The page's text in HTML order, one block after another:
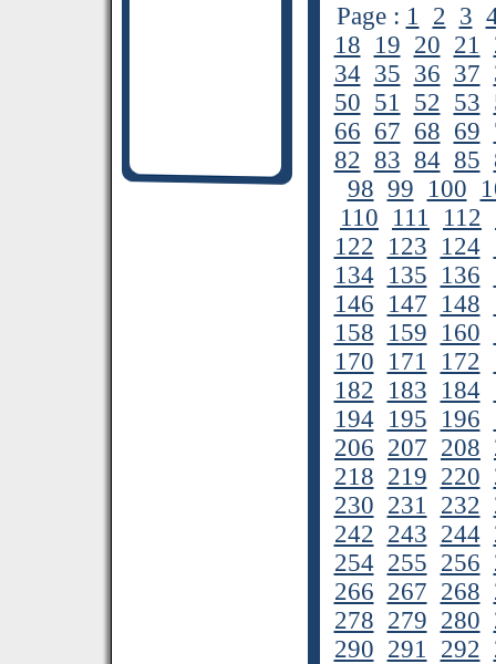
Page : 1 2 3
18 19 20 21
34 35 36 37
50 51 52 53
66 67 68 69
82 83 84 85
98 99 100
110 111 112
122 123 124
134 135 136
146 147 148
158 159 160
170 171 172
182 183 184
194 195 196
206 207 208
218 219 220
230 231 232
242 243 244
254 255 256
266 267 268
278 279 280
290 291 292